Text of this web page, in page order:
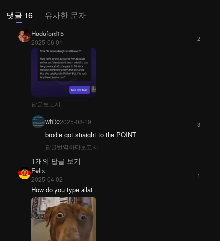
댓글 16 유사한 문자
Haduford15
2025-06-01 2
답글보고서
white2025-08-19 3
brodie got straight to the POINT
답글번역하다보고서
1개의 답글 보기
Felix
2025-04-02 1
How do you type allat